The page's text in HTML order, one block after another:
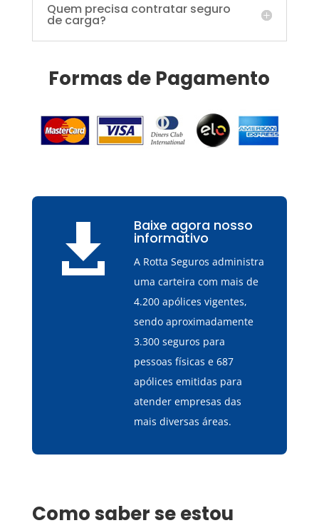
Quem precisa contratar seguro
de carga?
Formas de Pagamento
 Baixe agora nosso
informativo
A Rotta Seguros administra
uma carteira com mais de
4.200 apólices vigentes,
sendo aproximadamente
3.300 seguros para
pessoas físicas e 687
apólices emitidas para
atender empresas das
mais diversas áreas.
Como saber se estou